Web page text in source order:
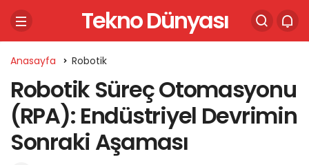
Tekno Dünyası
Anasayfa Robotik
Robotik Süreç Otomasyonu
(RPA): Endüstriyel Devrimin
Sonraki Aşaması